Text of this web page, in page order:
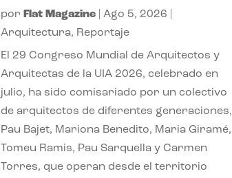
por Flat Magazine |Ago 5, 2026
Arquitectura, Reportaje
El 29 Congreso Mundial de Arquitectos y
Arquitectas de la UIA 2026, celebrado en
julio, ha sido comisariado por un colectivo
de arquitectos de diferentes generaciones,
Pau Bajet, Mariona Benedito, Maria Giramé,
Tomeu Ramis, Pau Sarquella y Carmen
Torres, que operan desde el territorio